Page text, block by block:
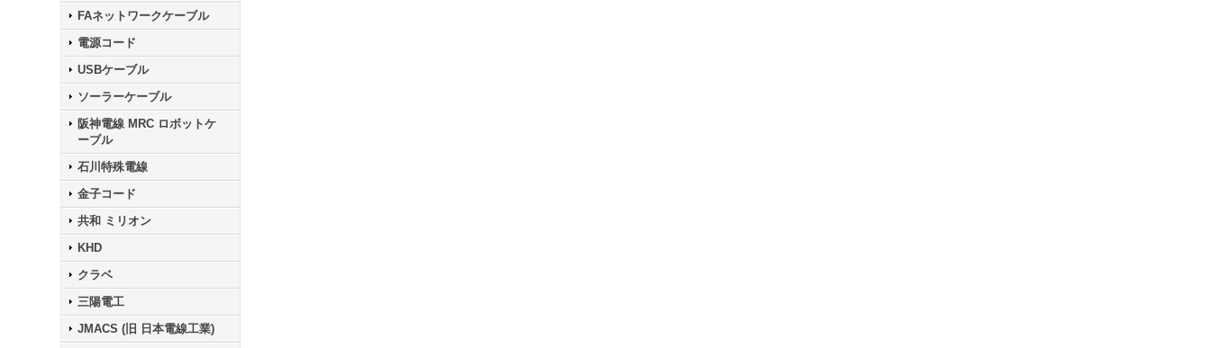
FAネットワークケーブル
電源コード
USBケーブル
ソーラーケーブル
阪神電線 MRC ロボットケ
ーブル
石川特殊電線
金子コード
共和 ミリオン
KHD
クラベ
三陽電工
JMACS (旧 日本電線工業)